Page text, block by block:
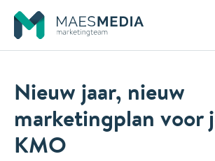
Naar inhoud
Nieuw jaar, nieuw
marketingplan voor
KMO